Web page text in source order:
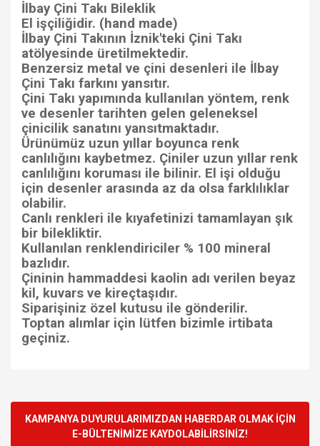
İlbay Çini Takı Bileklik
El işçiliğidir. (hand made)
İlbay Çini Takının İznik'teki Çini Takı
atölyesinde üretilmektedir.
Benzersiz metal ve çini desenleri ile İlbay
Çini Takı farkını yansıtır.
Çini Takı yapımında kullanılan yöntem, renk
ve desenler tarihten gelen geleneksel
çinicilik sanatını yansıtmaktadır.
Ürünümüz uzun yıllar boyunca renk
canlılığını kaybetmez. Çiniler uzun yıllar renk
canlılığını koruması ile bilinir. El işi olduğu
için desenler arasında az da olsa farklılıklar
olabilir.
Canlı renkleri ile kıyafetinizi tamamlayan şık
bir bilekliktir.
Kullanılan renklendiriciler % 100 mineral
bazlıdır.
Çininin hammaddesi kaolin adı verilen beyaz
kil, kuvars ve kireçtaşıdır.
Siparişiniz özel kutusu ile gönderilir.
Toptan alımlar için lütfen bizimle irtibata
geçiniz.
Yorum Yaz
kullanarak tarafımıza iletebilirsiniz.
Görüş ve önerileriniz için teşekkür ederiz.
KAMPANYA DUYURULARIMIZDAN HABERDAR OLMAK İÇİN
E-BÜLTENİMİZE KAYDOLABİLİRSİNİZ!